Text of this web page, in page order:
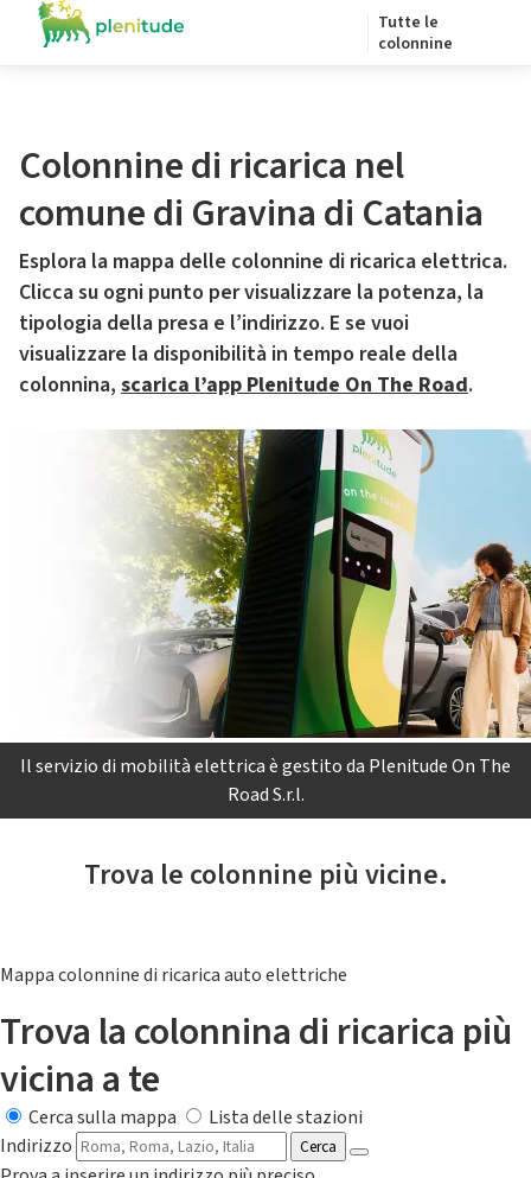
Tutte le
colonnine
Colonnine di ricarica nel
comune di Gravina di Catania
Esplora la mappa delle colonnine di ricarica elettrica.
Clicca su ogni punto per visualizzare la potenza, la
tipologia della presa e l’indirizzo. E se vuoi
visualizzare la disponibilità in tempo reale della
colonnina, scarica l’app Plenitude On The Road.
Il servizio di mobilità elettrica è gestito da Plenitude On The
Road S.r.l.
Trova le colonnine più vicine.
Mappa colonnine di ricarica auto elettriche
Trova la colonnina di ricarica più
vicina a te
Cerca sulla mappa
Lista delle stazioni
Indirizzo
Cerca